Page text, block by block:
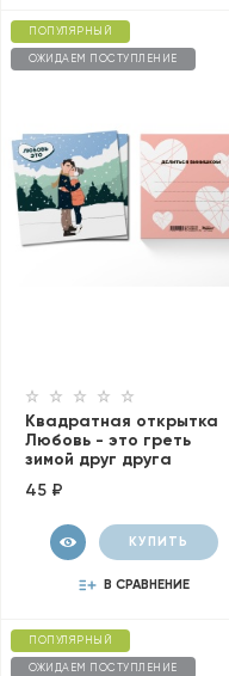
ПОПУЛЯРНЫЙ
ОЖИДАЕМ ПОСТУПЛЕНИЕ
Квадратная открытка
Любовь - это греть
зимой друг друга
45 ₽
КУПИТЬ
В СРАВНЕНИЕ
ПОПУЛЯРНЫЙ
ОЖИДАЕМ ПОСТУПЛЕНИЕ